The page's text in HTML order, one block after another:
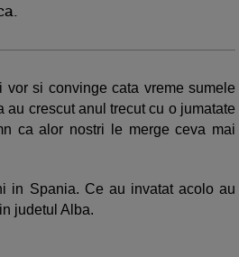
vor si convinge cata vreme sumele
au crescut anul trecut cu o jumatate
ca alor nostri le merge ceva mai
in Spania. Ce au invatat acolo au
judetul Alba.